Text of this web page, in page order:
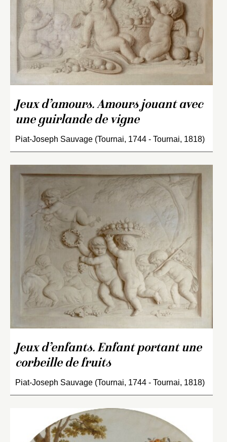
Jeux d’amours. Amours jouant avec
une guirlande de vigne
Piat-Joseph Sauvage (Tournai, 1744 - Tournai, 1818)
Jeux d’enfants. Enfant portant une
corbeille de fruits
Piat-Joseph Sauvage (Tournai, 1744 - Tournai, 1818)